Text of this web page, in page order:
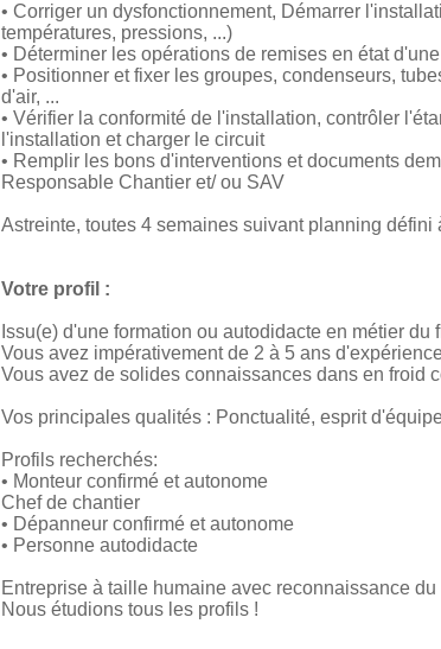
• Corriger un dysfonctionnement, Démarrer
températures, pressions, ...)
• Déterminer les opérations de remises en état
• Positionner et fixer les groupes, condenseurs,
d'air, ...
• Vérifier la conformité de l'installation, contrôler
l'installation et charger le circuit
• Remplir les bons d'interventions et documents
Responsable Chantier et/ ou SAV
Astreinte, toutes 4 semaines suivant planning défini
Votre profil :
Issu(e) d'une formation ou autodidacte en métier du
Vous avez impérativement de 2 à 5 ans
Vous avez de solides connaissances dans en froid
Vos principales qualités : Ponctualité, esprit
Profils recherchés:
• Monteur confirmé et autonome
Chef de chantier
• Dépanneur confirmé et autonome
• Personne autodidacte
Entreprise à taille humaine avec reconnaissance du
Nous étudions tous les profils !